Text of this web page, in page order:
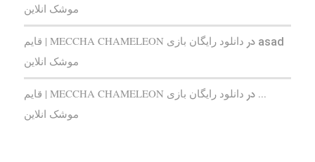
موشک انلاین
asad در
دانلود رایگان بازی MECCHA CHAMELEON | قایم‌
موشک انلاین
... در
دانلود رایگان بازی MECCHA CHAMELEON | قایم‌
موشک انلاین